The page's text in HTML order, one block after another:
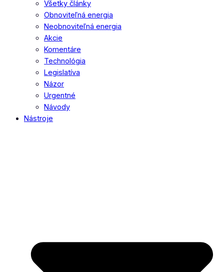
Všetky články
Obnoviteľná energia
Neobnoviteľná energia
Akcie
Komentáre
Technológia
Legislatíva
Názor
Urgentné
Návody
Nástroje